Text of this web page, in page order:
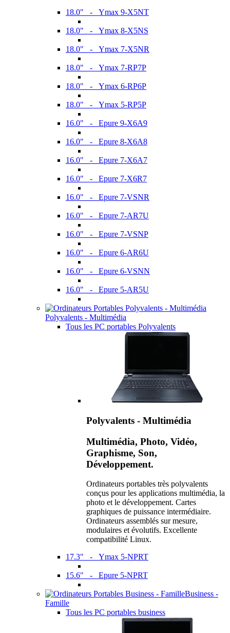
18.0" - Ymax 9-X5NT
18.0" - Ymax 8-X5NS
18.0" - Ymax 7-X5NR
18.0" - Ymax 7-RP7P
18.0" - Ymax 6-RP6P
18.0" - Ymax 5-RP5P
16.0" - Epure 9-X6A9
16.0" - Epure 8-X6A8
16.0" - Epure 7-X6A7
16.0" - Epure 7-X6R7
16.0" - Epure 7-VSNR
16.0" - Epure 7-AR7U
16.0" - Epure 7-VSNP
16.0" - Epure 6-AR6U
16.0" - Epure 6-VSNN
16.0" - Epure 5-AR5U
Polyvalents - Multimédia
Tous les PC portables Polyvalents
Polyvalents - Multimédia
Multimédia, Photo, Vidéo,
Graphisme, Son,
Développement.
Ordinateurs portables très polyvalents
conçus pour les applications multimédia, la
photo et le développement. Cartes
graphiques de puissance intermédiaire.
Ordinateurs assemblés sur mesure,
modulaires et évolutifs. Excellente
compatibilité Linux.
17.3" - Ymax 5-NPRT
15.6" - Epure 5-NPRT
Business -
Famille
Tous les PC portables business